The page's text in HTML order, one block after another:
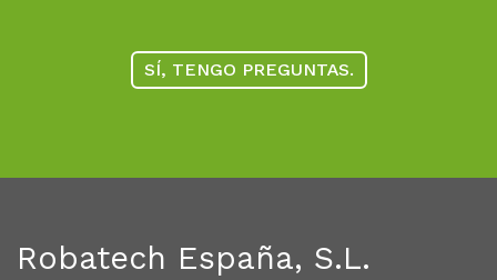
SÍ, TENGO PREGUNTAS.
Robatech España, S.L.